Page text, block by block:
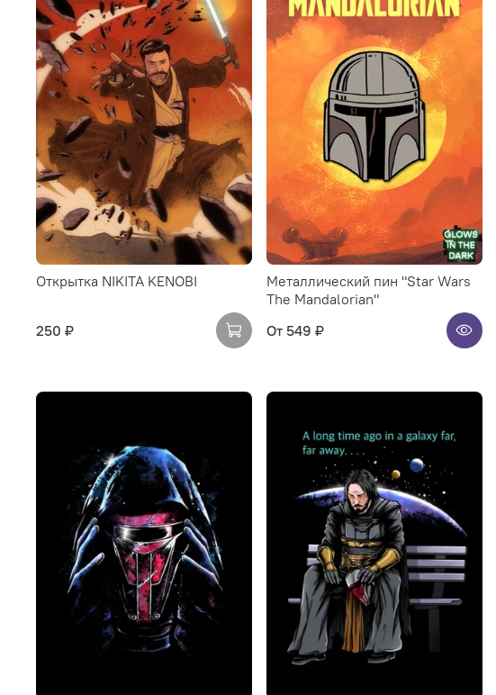
Открытка NIKITA KENOBI
250 ₽
Металлический пин "Star Wars
The Mandalorian"
От 549 ₽